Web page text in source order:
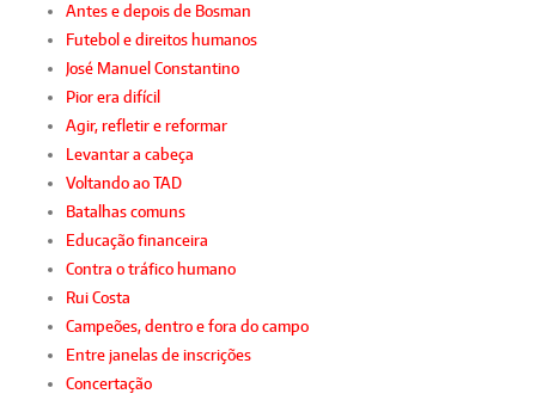
Antes e depois de Bosman
Futebol e direitos humanos
José Manuel Constantino
Pior era difícil
Agir, refletir e reformar
Levantar a cabeça
Voltando ao TAD
Batalhas comuns
Educação financeira
Contra o tráfico humano
Rui Costa
Campeões, dentro e fora do campo
Entre janelas de inscrições
Concertação